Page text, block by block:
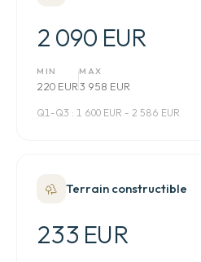
2 090 EUR
MIN
220 EUR
MAX
3 958 EUR
Q1-Q3 : 1 600 EUR - 2 586 EUR
Terrain constructible
233 EUR